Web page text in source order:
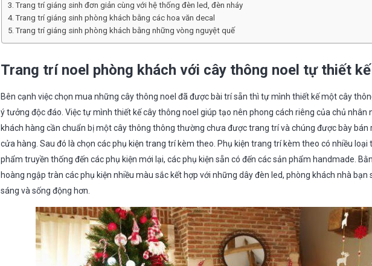
Trang trí giáng sinh đơn giản cùng với hệ thống đèn led, đèn nháy
Trang trí giáng sinh phòng khách bằng các hoa văn decal
Trang trí giáng sinh phòng khách bằng những vòng nguyệt quế
Trang trí noel phòng khách với cây thông noel tự thiết kế
Bên cạnh việc chọn mua những cây thông noel đã được bài trí sẵn thì tự mình thiết kế một cây
ý tưởng độc đáo. Việc tự mình thiết kế cây thông noel giúp tạo nên phong cách riêng của chủ nhân
khách hàng cần chuẩn bị một cây thông thông thường chưa được trang trí và chúng được bày bán
cửa hàng. Sau đó là chọn các phụ kiện trang trí kèm theo. Phụ kiện trang trí kèm theo có nhiều loại
phẩm truyền thống đến các phụ kiện mới lại, các phụ kiện sẵn có đến các sản phẩm handmade.
hoàng ngập tràn các phụ kiện nhiều màu sắc kết hợp với những dây đèn led, phòng khách nhà bạn
sáng và sống động hơn.